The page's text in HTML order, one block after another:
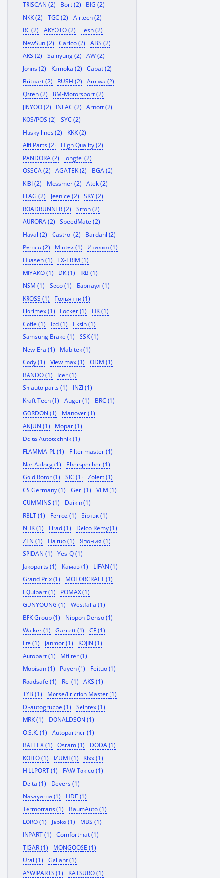
TRISCAN (2)
Bort (2)
BIG (2)
NKK (2)
TGC (2)
Airtech (2)
RC (2)
AKYOTO (2)
Tesh (2)
NewSun (2)
Carico (2)
ABS (2)
ARS (2)
Samyung (2)
AW (2)
Johns (2)
Kamoka (2)
Capat (2)
Britpart (2)
RUSH (2)
Amiwa (2)
Qsten (2)
BM-Motorsport (2)
JINYOO (2)
INFAC (2)
Arnott (2)
KOS/POS (2)
SYC (2)
Husky lines (2)
KKK (2)
Alfi Parts (2)
High Quality (2)
PANDORA (2)
longfei (2)
OSSCA (2)
AGATEK (2)
BGA (2)
KIBI (2)
Messmer (2)
Atek (2)
FLAG (2)
Jeenice (2)
SKY (2)
ROADRUNNER (2)
Stron (2)
AURORA (2)
SpeedMate (2)
Haval (2)
Castrol (2)
Bardahl (2)
Pemco (2)
Mintex (1)
Италия (1)
Huasen (1)
EX-TRIM (1)
MIYAKO (1)
DK (1)
IRB (1)
NSM (1)
Seco (1)
Барнаул (1)
KROSS (1)
Тольятти (1)
Florimex (1)
Locker (1)
HK (1)
Cofle (1)
Ipd (1)
Eksin (1)
Samsung Brake (1)
SSK (1)
New-Era (1)
Mabitek (1)
Cody (1)
View max (1)
ODM (1)
BANDO (1)
Icer (1)
Sh auto parts (1)
INZI (1)
Kraft Tech (1)
Auger (1)
BRC (1)
GORDON (1)
Manover (1)
ANJUN (1)
Mopar (1)
Delta Autotechnik (1)
FLAMMA-PL (1)
Filter master (1)
Nor Aalorg (1)
Eberspecher (1)
Gold Rotor (1)
SIC (1)
Zolert (1)
CS Germany (1)
Geri (1)
VFM (1)
CUMMINS (1)
Daikin (1)
RBLT (1)
Ferroz (1)
Sibтэк (1)
NHK (1)
Firad (1)
Delco Remy (1)
ZEN (1)
Haituo (1)
Япония (1)
SPIDAN (1)
Yes-Q (1)
Jakoparts (1)
Камаз (1)
LIFAN (1)
Grand Prix (1)
MOTORCRAFT (1)
EQuipart (1)
POMAX (1)
GUNYOUNG (1)
Westfalia (1)
BFK Group (1)
Nippon Denso (1)
Walker (1)
Garrett (1)
CF (1)
Fte (1)
Janmor (1)
KOJIN (1)
Autopart (1)
Mfilter (1)
Mopisan (1)
Payen (1)
Feituo (1)
Roadsafe (1)
Rcl (1)
AKS (1)
TYB (1)
Morse/Friction Master (1)
Dl-autogruppe (1)
Seintex (1)
MRK (1)
DONALDSON (1)
O.S.K. (1)
Autopartner (1)
BALTEX (1)
Osram (1)
DODA (1)
KOITO (1)
IZUMI (1)
Kixx (1)
HILLPORT (1)
FAW Tokico (1)
Delta (1)
Devers (1)
Nakayama (1)
HDE (1)
Termotrans (1)
BaumAuto (1)
LORO (1)
Japko (1)
MBS (1)
INPART (1)
Comfortmat (1)
TIGAR (1)
MONGOOSE (1)
Ural (1)
Gallant (1)
AYWIPARTS (1)
KATSURO (1)